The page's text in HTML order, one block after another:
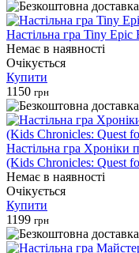
Настільна гра Tiny
Немає в наявності
Очікується
Купити
1150 грн
Настільна гра Хроніки
(Kids Chronicles: Quest
Немає в наявності
Очікується
Купити
1199 грн